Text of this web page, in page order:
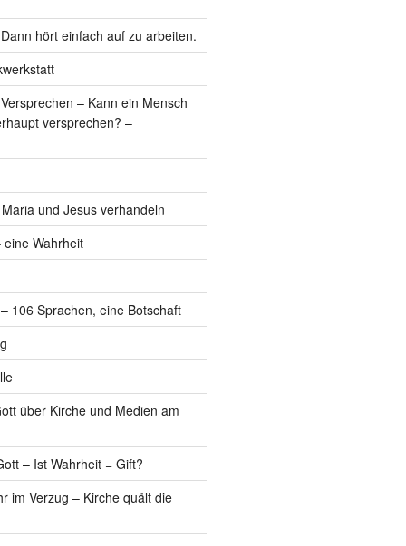
hört einfach auf zu arbeiten.
– Kann ein Mensch
versprechen? –
und Jesus verhandeln
Wahrheit
106 Sprachen, eine Botschaft
über Kirche und Medien am
– Ist Wahrheit = Gift?
im Verzug – Kirche quält die